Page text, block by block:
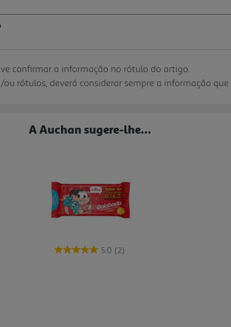
confirmar a informação no rótulo do artigo.
rótulos, deverá considerar sempre a informação
A Auchan sugere-lhe...
5.0 (2)